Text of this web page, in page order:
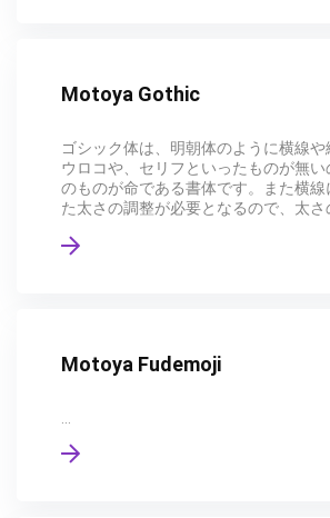
Motoya Gothic
ゴシック体は、明朝体のように横線や
ウロコや、セリフといったものが無
のものが命である書体です。また横線
た太さの調整が必要となるので、太さ
Motoya Fudemoji